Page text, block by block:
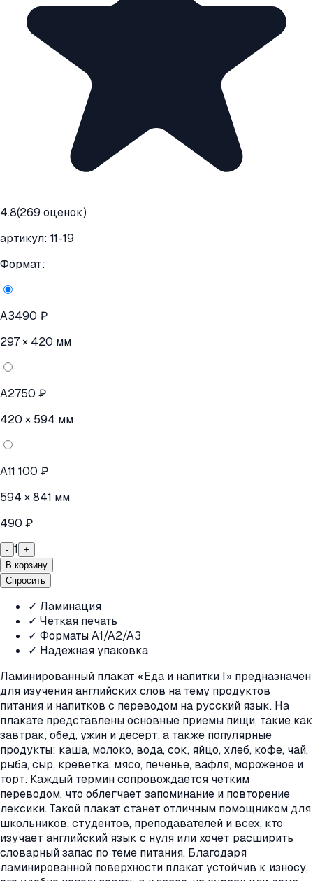
4.8(269 оценок)
артикул: 11-19
Формат:
A3490 ₽
297 × 420 мм
A2750 ₽
420 × 594 мм
A11 100 ₽
594 × 841 мм
490 ₽
- 1 +
В корзину
Спросить
✓ Ламинация
✓ Четкая печать
✓ Форматы A1/A2/A3
✓ Надежная упаковка
Ламинированный плакат «Еда и напитки I» предназначен
для изучения английских слов на тему продуктов
питания и напитков с переводом на русский язык. На
плакате представлены основные приемы пищи, такие как
завтрак, обед, ужин и десерт, а также популярные
продукты: каша, молоко, вода, сок, яйцо, хлеб, кофе, чай,
рыба, сыр, креветка, мясо, печенье, вафля, мороженое и
торт. Каждый термин сопровождается четким
переводом, что облегчает запоминание и повторение
лексики. Такой плакат станет отличным помощником для
школьников, студентов, преподавателей и всех, кто
изучает английский язык с нуля или хочет расширить
словарный запас по теме питания. Благодаря
ламинированной поверхности плакат устойчив к износу,